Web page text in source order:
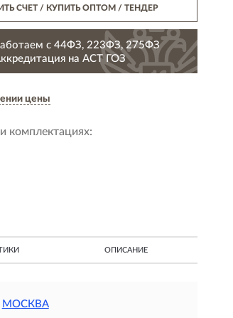
СЧЕТ / КУПИТЬ ОПТОМ/ ТЕНДЕР
с 44ФЗ, 223ФЗ, 275ФЗ
на АСТ ГОЗ
цены
комплектациях:
ОПИСАНИЕ
МОСКВА